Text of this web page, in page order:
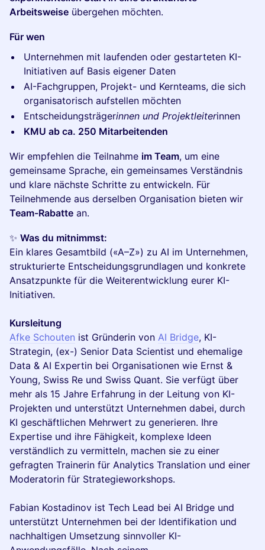
Arbeitsweise übergehen möchten.
Für wen
Unternehmen mit laufenden oder gestarteten KI-
Initiativen auf Basis eigener Daten
AI-Fachgruppen, Projekt- und Kernteams, die sich
organisatorisch aufstellen möchten
Entscheidungsträgerinnen und Projektleiterinnen
KMU ab ca. 250 Mitarbeitenden
Wir empfehlen die Teilnahme im Team, um eine
gemeinsame Sprache, ein gemeinsames Verständnis
und klare nächste Schritte zu entwickeln. Für
Teilnehmende aus derselben Organisation bieten wir
Team-Rabatte an.
✨ Was du mitnimmst:
Ein klares Gesamtbild («A–Z») zu AI im Unternehmen,
strukturierte Entscheidungsgrundlagen und konkrete
Ansatzpunkte für die Weiterentwicklung eurer KI-
Initiativen.
​Kursleitung
Afke Schouten ist Gründerin von AI Bridge, KI-
Strategin, (ex-) Senior Data Scientist und ehemalige
Data & AI Expertin bei Organisationen wie Ernst &
Young, Swiss Re und Swiss Quant. Sie verfügt über
mehr als 15 Jahre Erfahrung in der Leitung von KI-
Projekten und unterstützt Unternehmen dabei, durch
KI geschäftlichen Mehrwert zu generieren. Ihre
Expertise und ihre Fähigkeit, komplexe Ideen
verständlich zu vermitteln, machen sie zu einer
gefragten Trainerin für Analytics Translation und einer
Moderatorin für Strategieworkshops.
​​Fabian Kostadinov ist Tech Lead bei AI Bridge und
unterstützt Unternehmen bei der Identifikation und
nachhaltigen Umsetzung sinnvoller KI-